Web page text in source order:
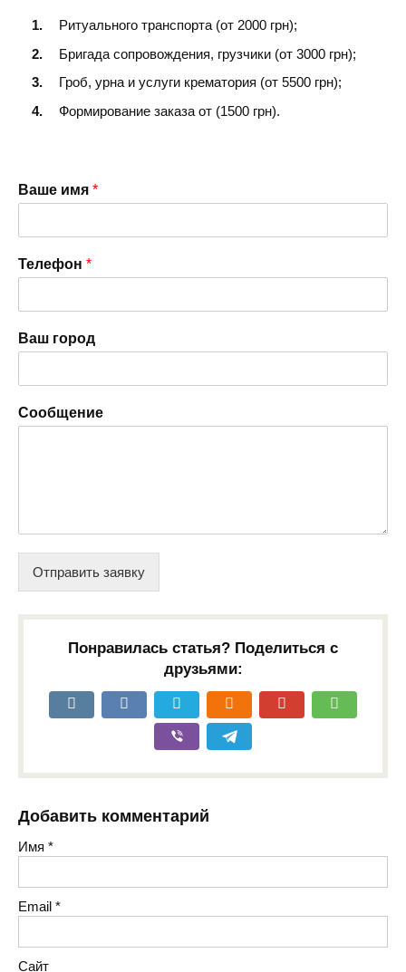
Ритуального транспорта (от 2000 грн);
Бригада сопровождения, грузчики (от 3000 грн);
Гроб, урна и услуги крематория (от 5500 грн);
Формирование заказа от (1500 грн).
Ваше имя *
Телефон *
Ваш город
Сообщение
Отправить заявку
Понравилась статья? Поделиться с
друзьями:
Добавить комментарий
Имя *
Email *
Сайт